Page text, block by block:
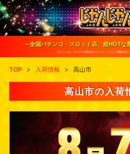
S
k
i
o
～全国パチンコ・スロット店、超HOTな
※当サイトは、ユーザーが健全なパチンコ・スロット遊戯を楽し
TOP > 入荷情報 > 高山市
高山市の入荷